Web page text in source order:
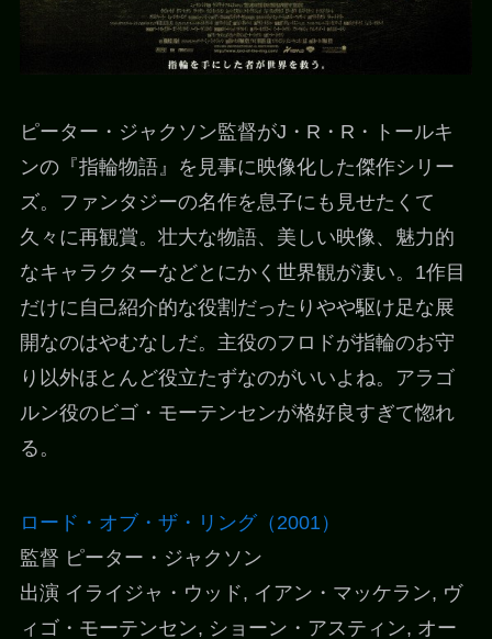
ピーター・ジャクソン監督がJ・R・R・トールキ
ンの『指輪物語』を見事に映像化した傑作シリー
ズ。ファンタジーの名作を息子にも見せたくて
久々に再観賞。壮大な物語、美しい映像、魅力的
なキャラクターなどとにかく世界観が凄い。1作目
だけに自己紹介的な役割だったりやや駆け足な展
開なのはやむなしだ。主役のフロドが指輪のお守
り以外ほとんど役立たずなのがいいよね。アラゴ
ルン役のビゴ・モーテンセンが格好良すぎて惚れ
る。
ロード・オブ・ザ・リング（2001）
監督 ピーター・ジャクソン
出演 イライジャ・ウッド, イアン・マッケラン, ヴ
ィゴ・モーテンセン, ショーン・アスティン, オー